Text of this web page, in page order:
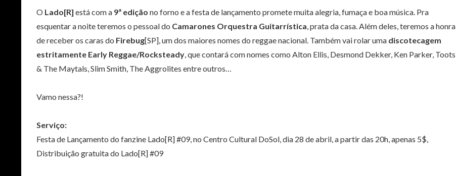
O Lado[R] está com a 9ª edição no forno e a festa de lançamento promete muita alegria, fumaça e boa música. Pra
esquentar a noite teremos o pessoal do Camarones Orquestra Guitarrística, prata da casa. Além deles, teremos a honra
de receber os caras do Firebug[SP], um dos maiores nomes do reggae nacional. Também vai rolar uma discotecagem
estritamente Early Reggae/Rocksteady, que contará com nomes como Alton Ellis, Desmond Dekker, Ken Parker, Toots
& The Maytals, Slim Smith, The Aggrolites entre outros…
Vamo nessa?!
Serviço:
Festa de Lançamento do fanzine Lado[R] #09, no Centro Cultural DoSol, dia 28 de abril, a partir das 20h, apenas 5$,
Distribuição gratuita do Lado[R] #09